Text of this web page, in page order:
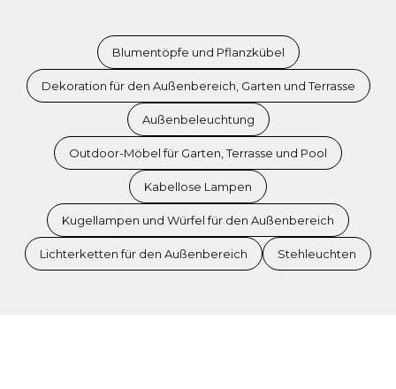
Blumentöpfe und Pflanzkübel
Dekoration für den Außenbereich, Garten und Terrasse
Außenbeleuchtung
Outdoor-Möbel für Garten, Terrasse und Pool
Kabellose Lampen
Kugellampen und Würfel für den Außenbereich
Lichterketten für den Außenbereich Stehleuchten